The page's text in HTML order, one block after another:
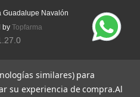
Guadalupe Navalón
by Topfarma
similares) para
su experiencia de compra.Al